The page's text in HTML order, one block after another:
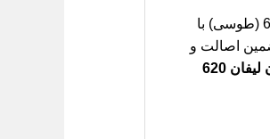
ایمنی سرنشینان در خودرو، به خصوص در لحظات حساس و غیرقابل پیش‌بینی، اولویت اول هر راننده‌ای است. ایربگ فرمان لیفان 620 (طوسی) با
اصالت و
خرید ایربگ فرمان لیفان 620